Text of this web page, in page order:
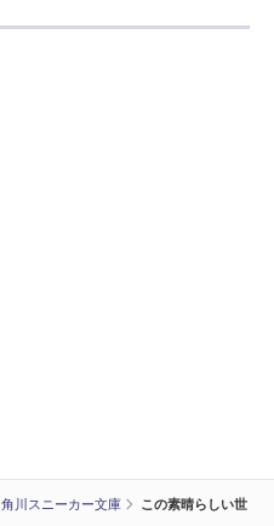
角川スニーカー文庫
この素晴らしい世